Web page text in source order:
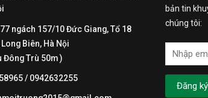
ngách 157/10 Đức Giang, Tổ 18
Biên, Hà Nội
Đông Trù 50m )
/ 0942632255
bản tin
chúng tôi: